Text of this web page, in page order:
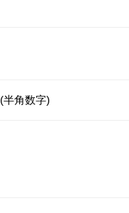
(半角数字)